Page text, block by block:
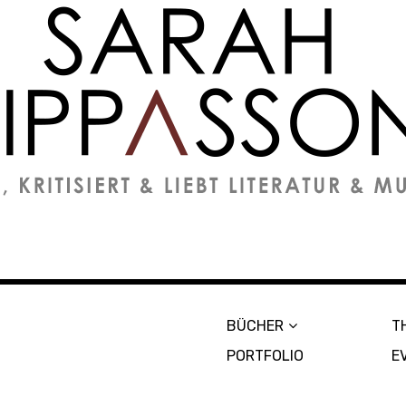
BÜCHER
PORTFOLIO